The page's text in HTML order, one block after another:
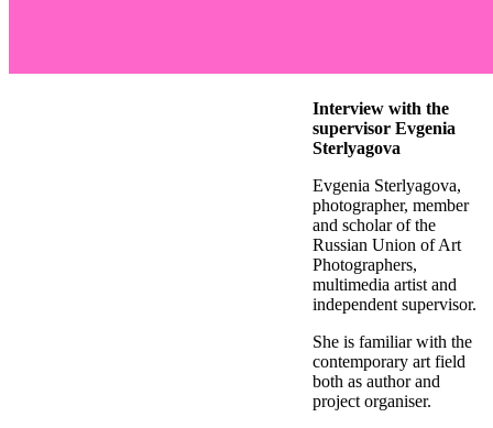
Interview with the
supervisor Evgenia
Sterlyagova
Evgenia Sterlyagova,
photographer, member
and scholar of the
Russian Union of Art
Photographers,
multimedia artist and
independent supervisor.
She is familiar with the
contemporary art field
both as author and
project organiser.